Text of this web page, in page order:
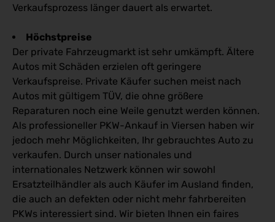
Verkaufsprozess länger dauert als erwartet.
Höchstpreise
Der private Fahrzeugmarkt ist sehr umkämpft. Ältere
Autos mit Schäden erzielen oft geringere
Verkaufspreise. Private Käufer suchen meist nach
Autos mit gültigem TÜV, die ohne größere
Reparaturen noch eine Weile genutzt werden können.
Als professioneller PKW-Ankauf in Viersen haben wir
jedoch mehr Möglichkeiten, Ihr gebrauchtes Auto zu
verkaufen. Durch unser nationales und
internationales Netzwerk können wir sowohl
Ersatzteilhändler als auch Käufer im Ausland finden,
die auch an defekten oder nicht mehr fahrbereiten
PKWs interessiert sind. Wir bieten Ihnen ein faires